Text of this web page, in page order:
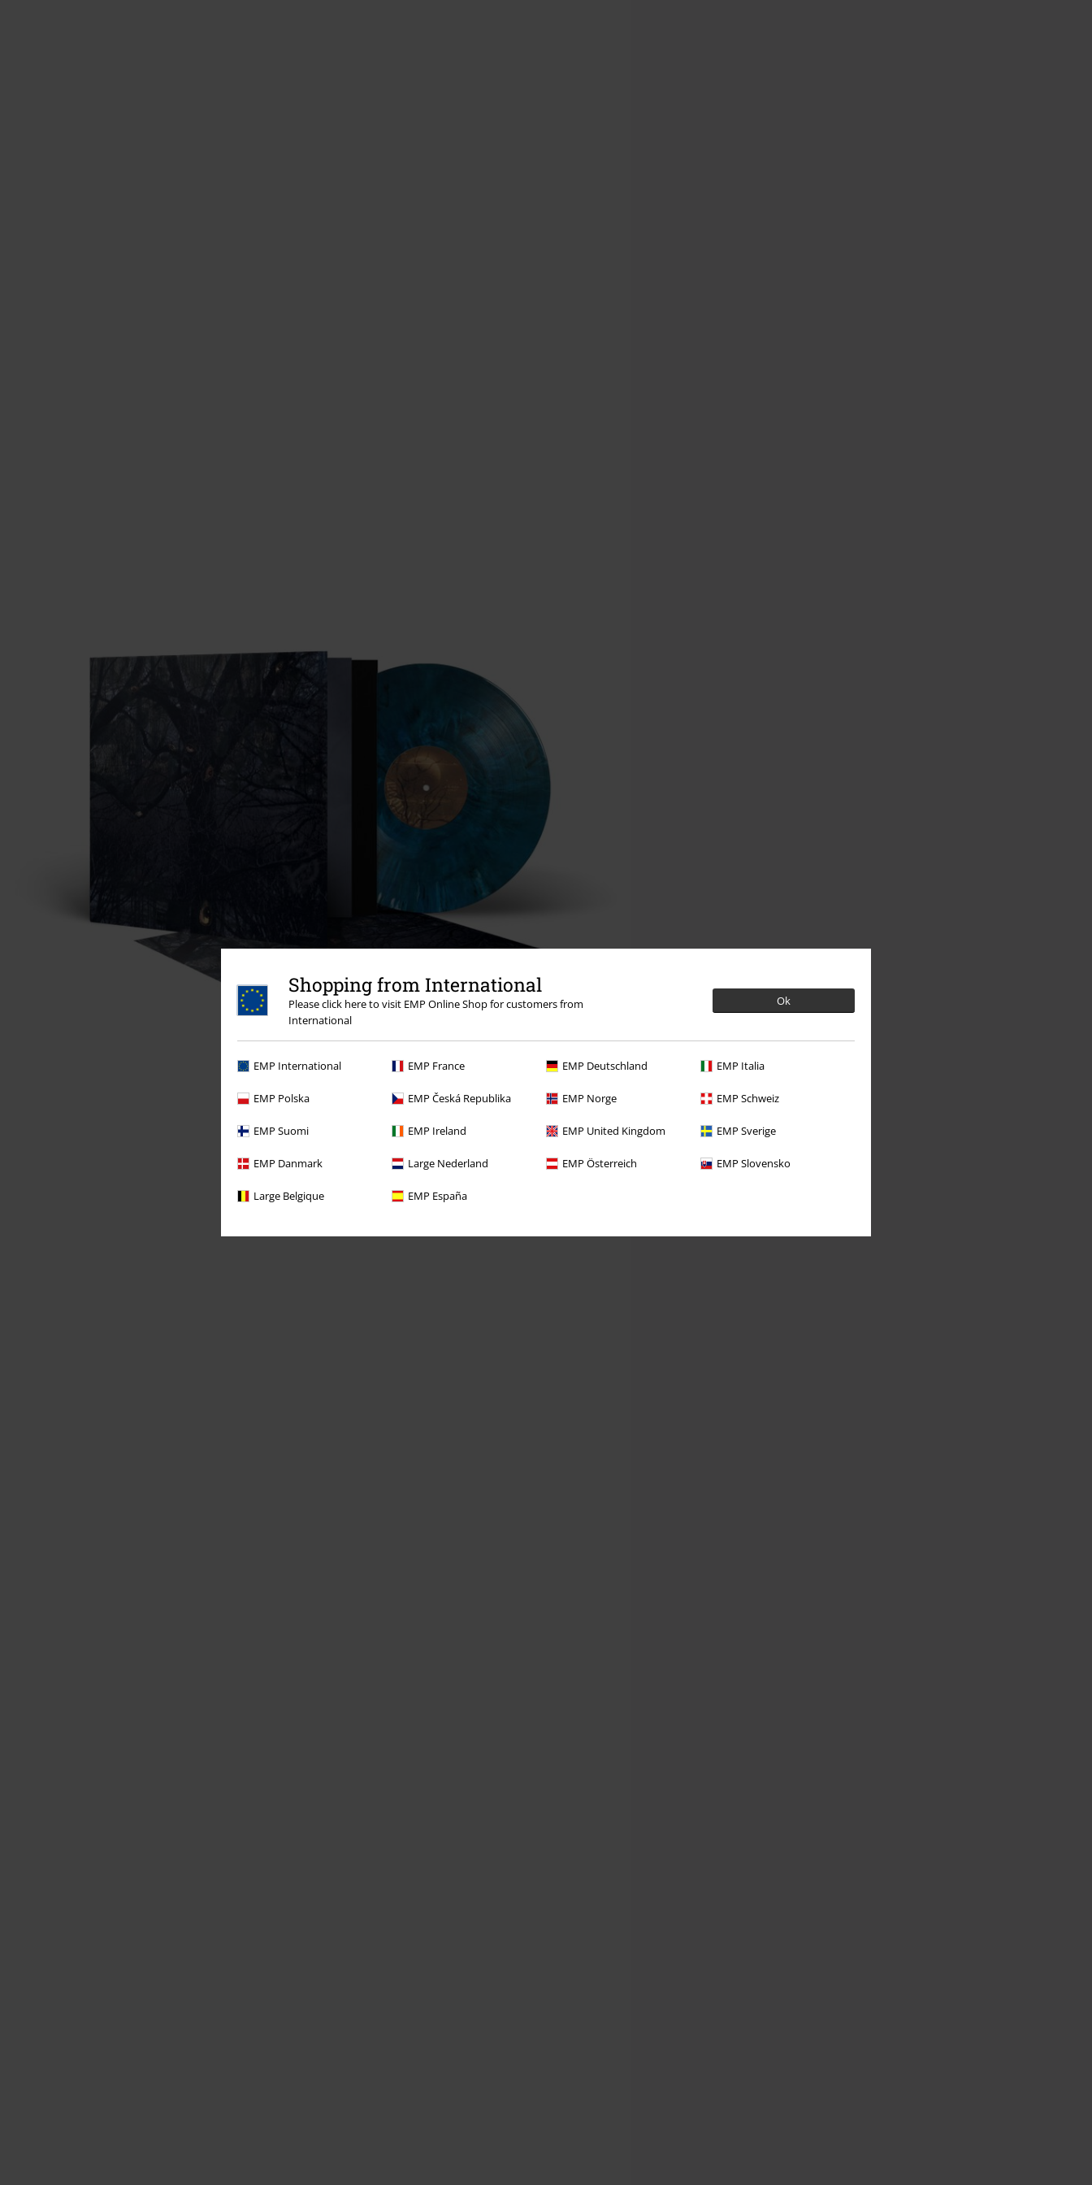
Shopping from International
Please click here to visit EMP Online Shop for customers from
International
Ok
EMP International EMP France EMP Deutschland EMP Italia
EMP Polska EMP Česká Republika EMP Norge EMP Schweiz
EMP Suomi EMP Ireland EMP United Kingdom EMP Sverige
EMP Danmark Large Nederland EMP Österreich EMP Slovensko
Large Belgique EMP España